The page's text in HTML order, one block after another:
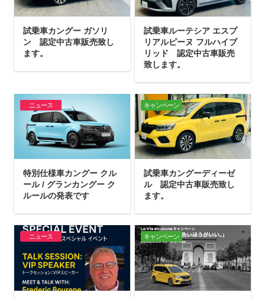
試乗車カングー ガソリ
ン 認定中古車販売致し
ます。
試乗車ルーテシア エスプ
リアルピーヌ フルハイブ
リッド 認定中古車販売
致します。
ニュース
特別仕様車カングー クル
ール / グランカングー ク
ルールの発表です
キャンペーン
試乗車カングーディーゼ
ル 認定中古車販売致し
ます。
ニュース キャンペーン